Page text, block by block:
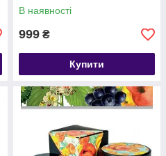
В наявності
999 ₴
Купити